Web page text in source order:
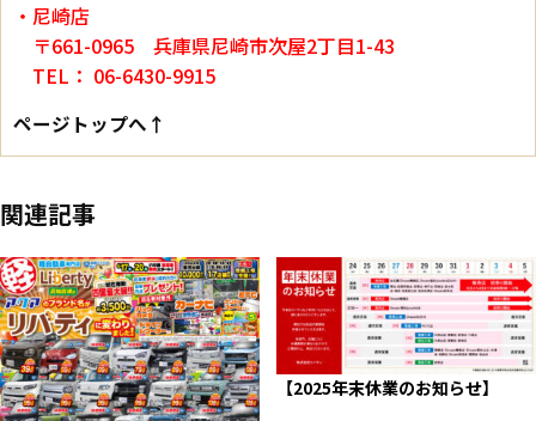
・尼崎店
〒661-0965 兵庫県尼崎市次屋2丁目1-43
TEL： 06-6430-9915
ページトップへ↑
関連記事
【2025年末休業のお知らせ】